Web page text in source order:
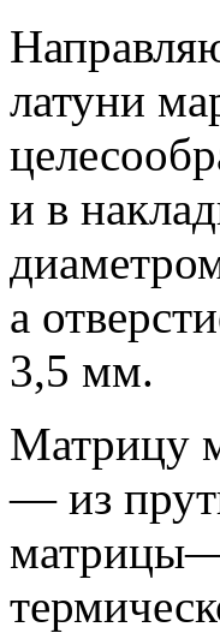
латуни
и в
а
3,5 мм.
Матрицу
— из